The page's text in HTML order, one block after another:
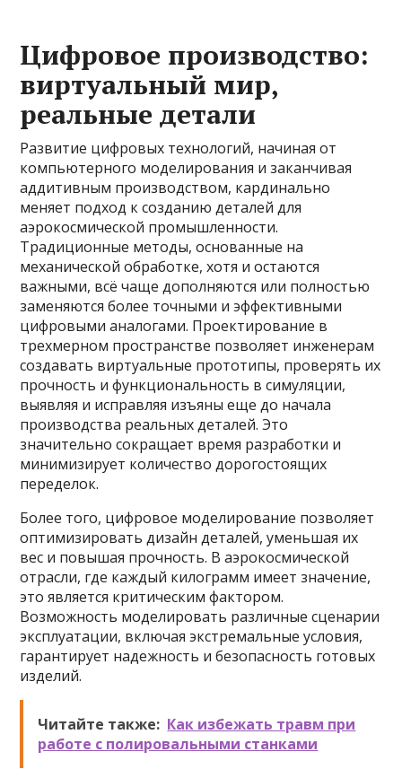
Цифровое производство:
виртуальный мир,
реальные детали
Развитие цифровых технологий, начиная от
компьютерного моделирования и заканчивая
аддитивным производством, кардинально
меняет подход к созданию деталей для
аэрокосмической промышленности.
Традиционные методы, основанные на
механической обработке, хотя и остаются
важными, всё чаще дополняются или полностью
заменяются более точными и эффективными
цифровыми аналогами. Проектирование в
трехмерном пространстве позволяет инженерам
создавать виртуальные прототипы, проверять их
прочность и функциональность в симуляции,
выявляя и исправляя изъяны еще до начала
производства реальных деталей. Это
значительно сокращает время разработки и
минимизирует количество дорогостоящих
переделок.
Более того, цифровое моделирование позволяет
оптимизировать дизайн деталей, уменьшая их
вес и повышая прочность. В аэрокосмической
отрасли, где каждый килограмм имеет значение,
это является критическим фактором.
Возможность моделировать различные сценарии
эксплуатации, включая экстремальные условия,
гарантирует надежность и безопасность готовых
изделий.
Читайте также: Как избежать травм при
работе с полировальными станками